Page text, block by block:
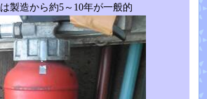
は製造から約5～10年が一般的